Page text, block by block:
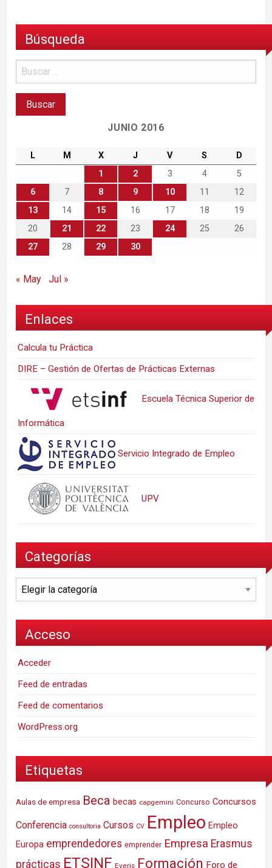
Búsqueda
JUNIO 2016
L M X J V S
D
1
2 3 4
5
6
7 8 9 10 11
12
13
14 15 16 17 18
19
20
21 22 23 24 25
26
27
28 29 30
« May Jul »
Enlaces
Calcula tu Práctica
DIRE – Gestión de Ofertas de Prácticas Externas
Escuela Técnica Superior de
Informática
Servicio Integrado de Empleo
UPV
Categorías
Categorías
Acceso
Acceder
Feed de entradas
Feed de comentarios
WordPress.org
Etiquetas
Aulas de empresa Beca becas capgemini Concurso Concursos
Conferencia consultoria Cursos CV Empleo Empleo
Europa emprendedores emprender Empresa Erasmus
prácticas ETSINF Everis Formación Foro de